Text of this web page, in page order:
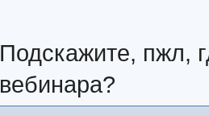
Подскажите, пжл,
вебинара?